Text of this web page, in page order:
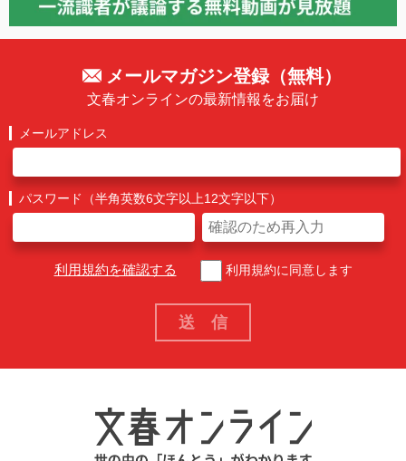
メールマガジン登録（無料）
文春オンラインの最新情報をお届け
メールアドレス
パスワード（半角英数6文字以上12文字以下）
利用規約を確認する 利用規約に同意します